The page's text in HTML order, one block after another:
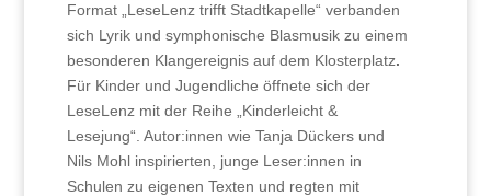
Format „LeseLenz trifft Stadtkapelle“ verbanden
sich Lyrik und symphonische Blasmusik zu einem
besonderen Klangereignis auf dem Klosterplatz.
Für Kinder und Jugendliche öffnete sich der
LeseLenz mit der Reihe „Kinderleicht &
Lesejung“. Autor:innen wie Tanja Dückers und
Nils Mohl inspirierten, junge Leser:innen in
Schulen zu eigenen Texten und regten mit